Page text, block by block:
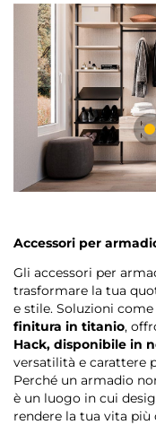
Accessori per
Gli accessori per
trasformare la tua
e stile. Soluzioni come
finitura in titanio,
Hack, disponibile in
versatilità e carattere
Perché un armadio
è un luogo in cui
rendere la tua vita più